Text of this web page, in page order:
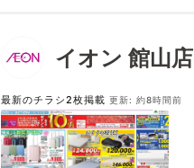
イオン 館山店
最新のチラシ2枚掲載 更新: 約8時間前